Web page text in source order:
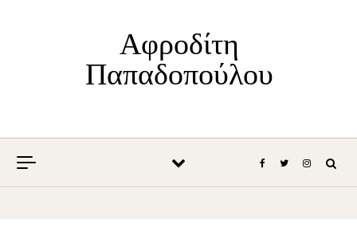
Αφροδίτη
Παπαδοπούλου